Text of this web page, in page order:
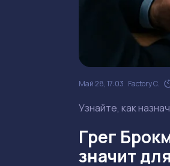
Май 28, 17:03 Factory C.
Узнайте, как
Грег
значит